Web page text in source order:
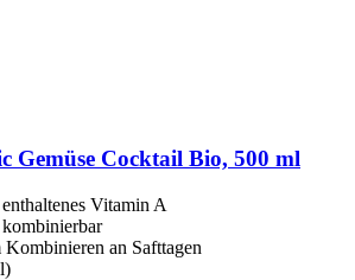
Gemüse Cocktail Bio, 500 ml
Vitamin A
Kombinieren an Safttagen